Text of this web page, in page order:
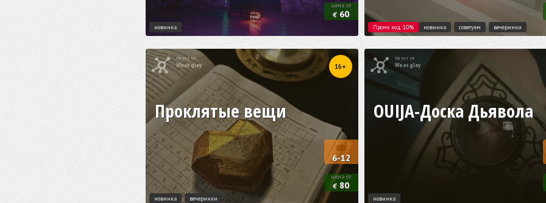
цена от
€ 60
новинка Промо код 10% новинка советуем вечеринки
Квест от
Weasgley 16+
6-12
цена от
€ 80
Проклятые вещи
новинка вечеринки
Квест от
Weasgley
OUIJA-Доска Дьявола
новинка